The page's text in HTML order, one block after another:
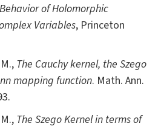
of Holomorphic
Variables, Princeton
The Cauchy kernel, the Szego
mapping function. Math. Ann.
The Szego Kernel in terms of